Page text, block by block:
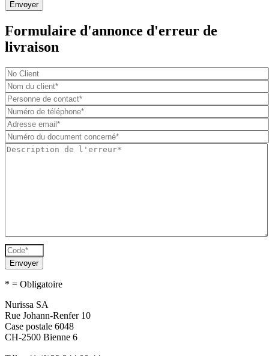
Formulaire d'annonce d'erreur de
livraison
* = Obligatoire
Nurissa SA
Rue Johann-Renfer 10
Case postale 6048
CH-2500 Bienne 6